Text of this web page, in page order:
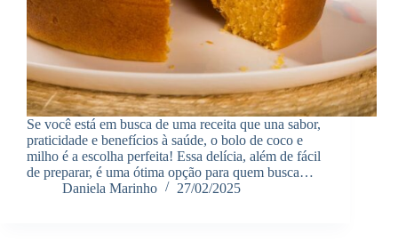
Se você está em busca de uma receita que una sabor,
praticidade e benefícios à saúde, o bolo de coco e
milho é a escolha perfeita! Essa delícia, além de fácil
de preparar, é uma ótima opção para quem busca…
Daniela Marinho
27/02/2025